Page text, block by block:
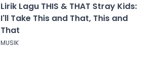
Lirik Lagu THIS & THAT Stray Kids:
I'll Take This and That, This and
That
MUSIK